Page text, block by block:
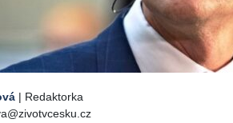
| Redaktorka